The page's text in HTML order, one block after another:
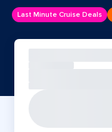
Last Minute Cruise Deals